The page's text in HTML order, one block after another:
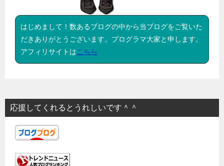
はじめまして！数あるブログの中から当ブログをご覧いた
だきありがとうございます。プログラマ大家と申します。
アフィリサイトはこちら
応援してくれるとうれしいです＾＾